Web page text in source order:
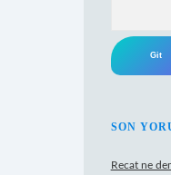
SON
Recat ne